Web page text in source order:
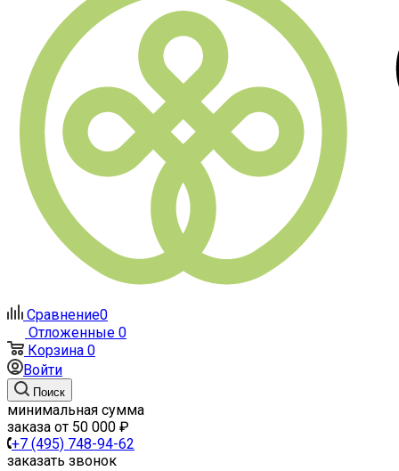
Сравнение0
Отложенные 0
Корзина 0
Войти
Поиск
минимальная сумма
заказа от 50 000 ₽
+7 (495) 748-94-62
заказать звонок